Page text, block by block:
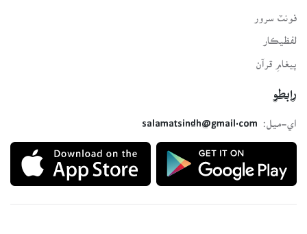
لفظيڪار
پيغامِ قرآن
رابطو
اي-ميل:
salamatsindh@gmail.com